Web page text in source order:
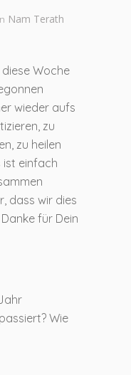
Nam Terath
Woche
wieder aufs
zu
zu heilen
ist einfach
dass wir dies
für Dein
Wie